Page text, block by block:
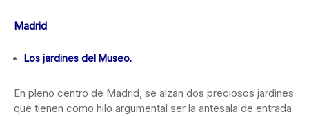
Madrid
Los jardines del Museo.
En pleno centro de Madrid, se alzan dos preciosos jardines
que tienen como hilo argumental ser la antesala de entrada